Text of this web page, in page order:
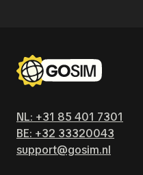
NL: +31 85 401 7301
BE: +32 33320043
support@gosim.nl